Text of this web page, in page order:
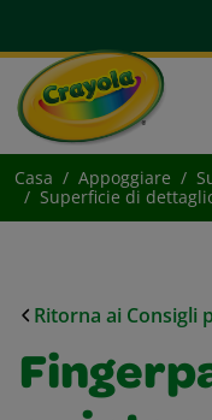
Casa Appoggiare
Superficie di
Ritorna ai Consigli